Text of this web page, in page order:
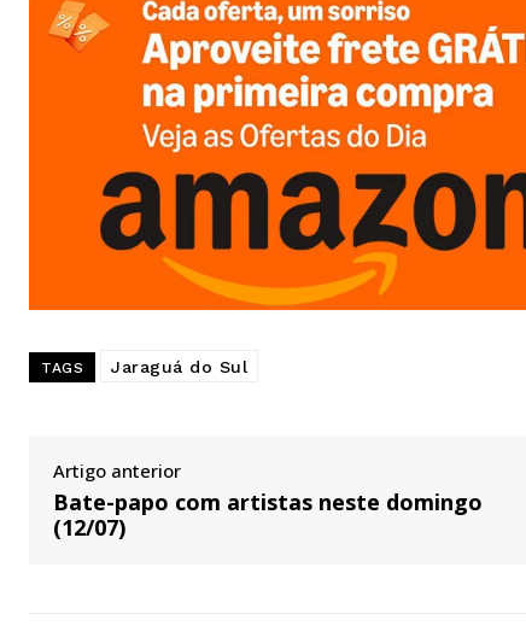
TAGS Jaraguá do Sul
Artigo anterior
Bate-papo com artistas neste domingo
(12/07)